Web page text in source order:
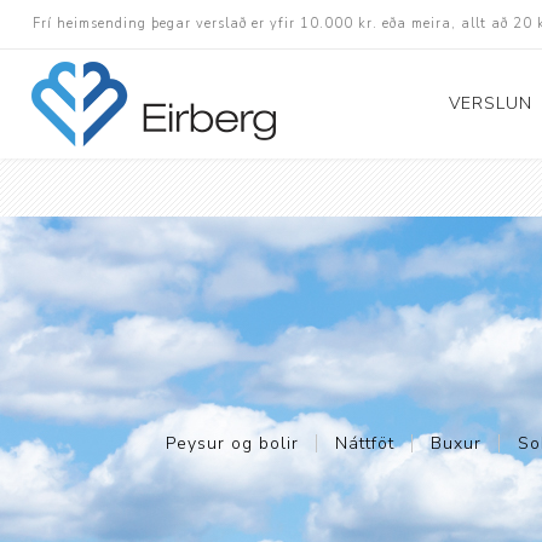
Frí heimsending þegar verslað er yfir 10.000 kr. eða meira, allt að 20
VERSLUN
Götuskór
Hlaupaskór
Utanvega- og
Barnaskór
Inniskór
Eldri skór á afslætti
Peysur og bolir Náttföt Buxur